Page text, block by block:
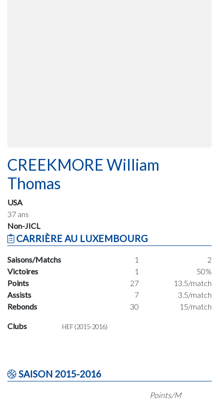
CREEKMORE William
Thomas
USA
37 ans
Non-JICL
CARRIÈRE AU LUXEMBOURG
Saisons/Matchs 1
2
Victoires
1
50%
Points
27
13.5/match
Assists
7
3.5/match
Rebonds
30 15/match
Clubs HEF (2015-2016)
SAISON 2015-2016
Points/M